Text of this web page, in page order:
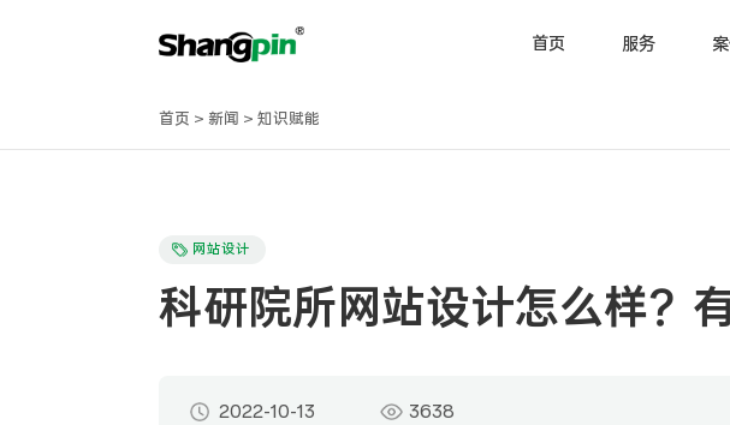
首页 服务
首页 > 新闻 > 知识赋能
网站设计
科研院所网站设计怎么样？
2022-10-13 3638